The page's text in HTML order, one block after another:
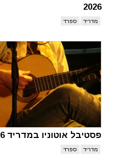
2026
מדריד ספרד
פסטיבל אוטוניו במדריד 2026
מדריד ספרד